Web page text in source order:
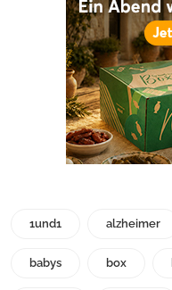
1und1 alzheimer
babys box